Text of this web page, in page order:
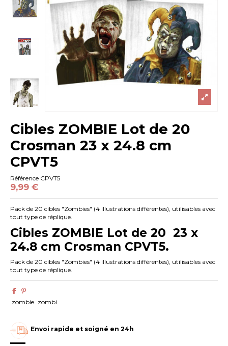
Cibles ZOMBIE Lot de 20
Crosman 23 x 24.8 cm
CPVT5
Référence CPVT5
9,99 €
Pack de 20 cibles "Zombies" (4 illustrations différentes), utilisables avec
tout type de réplique.
Cibles ZOMBIE Lot de 2023 x
24.8 cm Crosman CPVT5.
Pack de 20 cibles "Zombies" (4 illustrations différentes), utilisables avec
tout type de réplique.
zombie zombi
Envoi rapide et soigné en 24h